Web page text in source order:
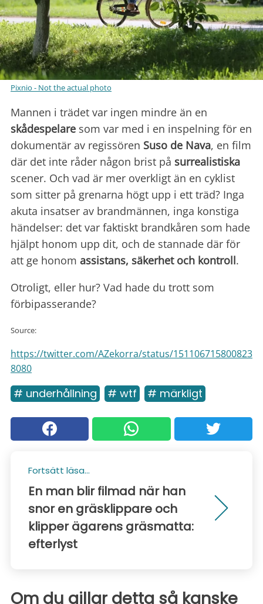
Pixnio - Not the actual photo
Mannen i trädet var ingen mindre än en
skådespelare som var med i en inspelning för en
dokumentär av regissören Suso de Nava, en film
där det inte råder någon brist på surrealistiska
scener. Och vad är mer overkligt än en cyklist
som sitter på grenarna högt upp i ett träd? Inga
akuta insatser av brandmännen, inga konstiga
händelser: det var faktiskt brandkåren som hade
hjälpt honom upp dit, och de stannade där för
att ge honom assistans, säkerhet och kontroll.
Otroligt, eller hur? Vad hade du trott som
förbipasserande?
Source:
https://twitter.com/AZekorra/status/151106715800823
8080
# underhållning # wtf # märkligt
Fortsätt läsa...
En man blir filmad när han
snor en gräsklippare och
klipper ägarens gräsmatta:
efterlyst
Om du gillar detta så kanske